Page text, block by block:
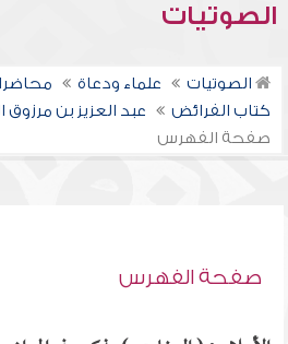
الصوتيات
الصوتيات علماء ودعاة
كتاب الفرائض
عبد العزيز بن
صفحة الفهرس
صفحة الفهرس